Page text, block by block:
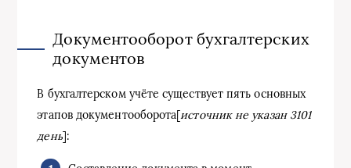
Документооборот бухгалтерских
документов
В бухгалтерском учёте существует пять основных
этапов документооборота[источник не указан 3101
день]: